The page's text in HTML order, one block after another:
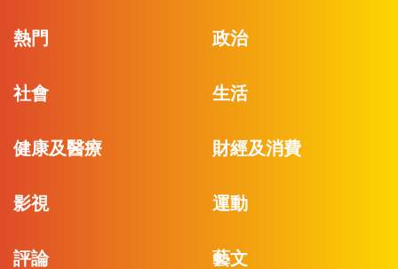
熱門 政治
社會 生活
健康及醫療 財經及消費
影視 運動
評論 藝文